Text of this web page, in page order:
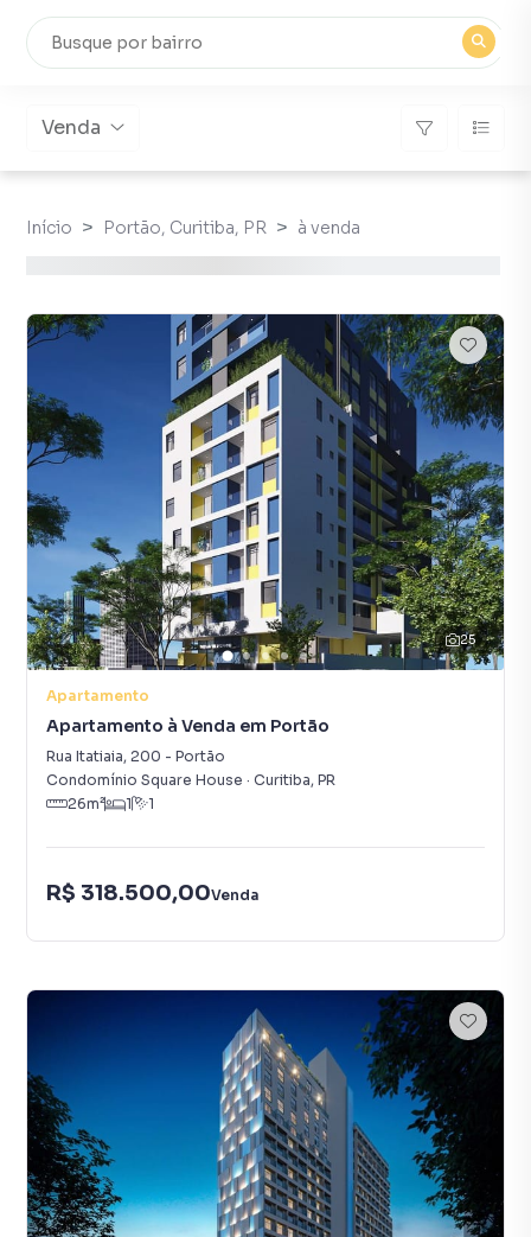
Venda
Início Portão, Curitiba, PR à venda
25
Apartamento
Apartamento à Venda em Portão
Rua Itatiaia, 200 - Portão
Condomínio Square House · Curitiba, PR
26m² 1 1
R$ 318.500,00Venda